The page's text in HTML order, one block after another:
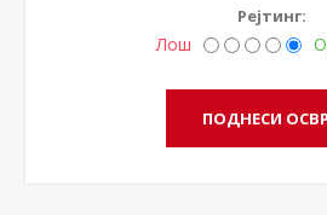
Рејтинг:
Лош